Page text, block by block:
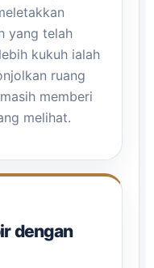
yang telah
kukuh ialah
ruang
memberi
melihat.
dengan